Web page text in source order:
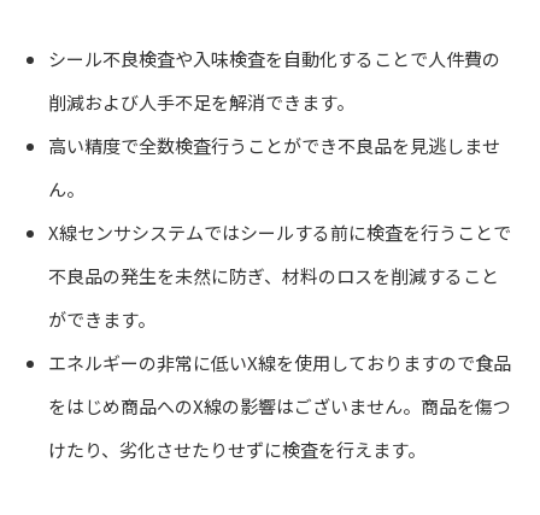
シール不良検査や入味検査を自動化することで人件費の
削減および人手不足を解消できます。
高い精度で全数検査行うことができ不良品を見逃しませ
ん。
X線センサシステムではシールする前に検査を行うことで
不良品の発生を未然に防ぎ、材料のロスを削減すること
ができます。
エネルギーの非常に低いX線を使用しておりますので食品
をはじめ商品へのX線の影響はございません。商品を傷つ
けたり、劣化させたりせずに検査を行えます。